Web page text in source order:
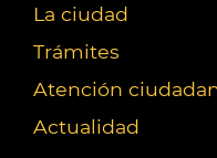
La ciudad
Trámites
Atención
Actualidad